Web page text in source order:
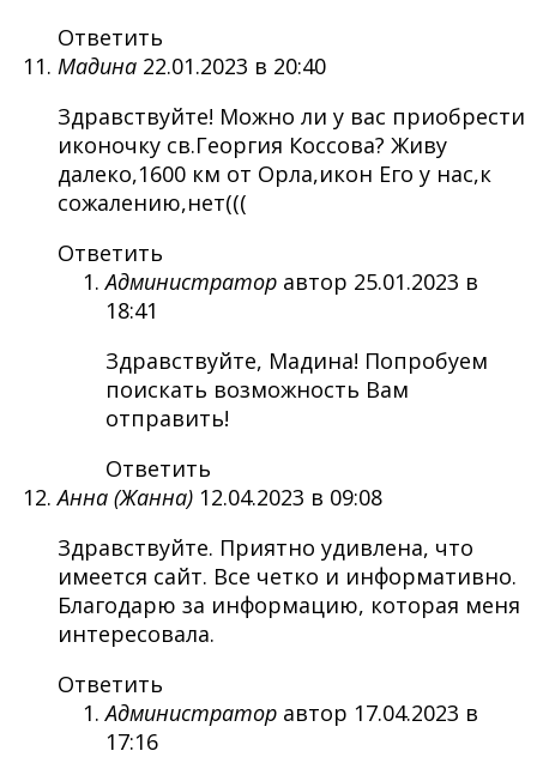
Ответить
Мадина 22.01.2023 в 20:40
Здравствуйте! Можно ли у вас приобрести
иконочку св.Георгия Коссова? Живу
далеко,1600 км от Орла,икон Его у нас,к
сожалению,нет(((
Ответить
Администратор автор 25.01.2023 в
18:41
Здравствуйте, Мадина! Попробуем
поискать возможность Вам
отправить!
Ответить
Анна (Жанна) 12.04.2023 в 09:08
Здравствуйте. Приятно удивлена, что
имеется сайт. Все четко и информативно.
Благодарю за информацию, которая меня
интересовала.
Ответить
Администратор автор 17.04.2023 в
17:16